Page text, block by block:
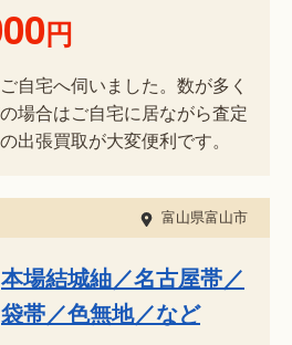
円
自宅へ伺いました。数が多く
場合はご自宅に居ながら査定
出張買取が大変便利です。
富山県富山市
本場結城紬／名古屋帯／
袋帯／色無地／など